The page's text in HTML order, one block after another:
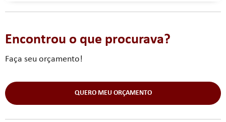
Encontrou o que procurava?
Faça seu orçamento!
QUERO MEU ORÇAMENTO